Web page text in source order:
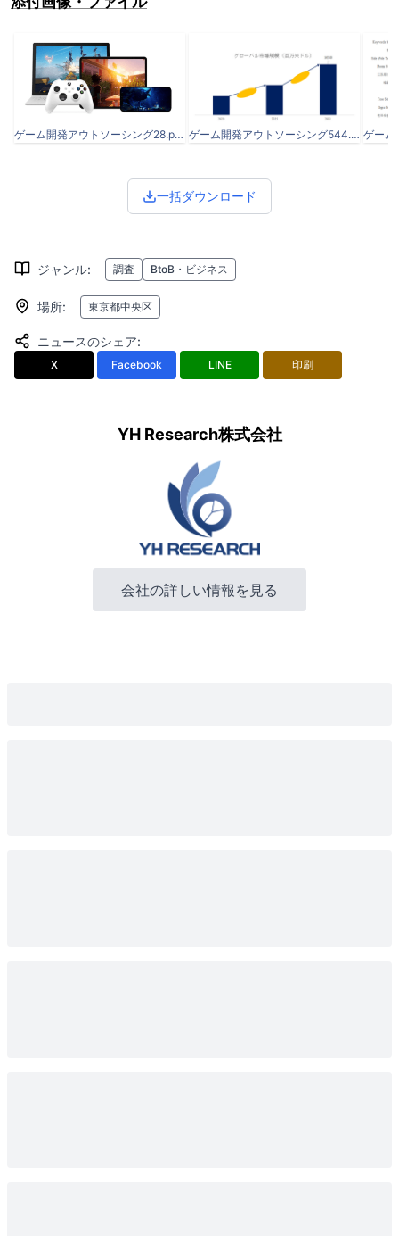
ゲーム開発アウトソーシング28.png ゲーム開発アウトソーシング544.png
一括ダウンロード
ジャンル: 調査 BtoB・ビジネス
場所: 東京都中央区
ニュースのシェア:
X Facebook LINE 印刷
YH Research株式会社
会社の詳しい情報を見る